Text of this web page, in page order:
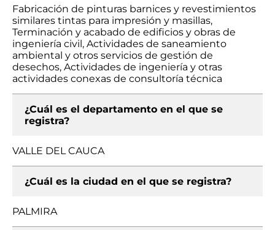
Fabricación de pinturas barnices y revestimientos
similares tintas para impresión y masillas,
Terminación y acabado de edificios y obras de
ingeniería civil, Actividades de saneamiento
ambiental y otros servicios de gestión de
desechos, Actividades de ingeniería y otras
actividades conexas de consultoría técnica
¿Cuál es el departamento en el que se
registra?
VALLE DEL CAUCA
¿Cuál es la ciudad en el que se registra?
PALMIRA